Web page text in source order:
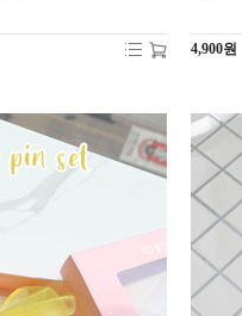
4,900원